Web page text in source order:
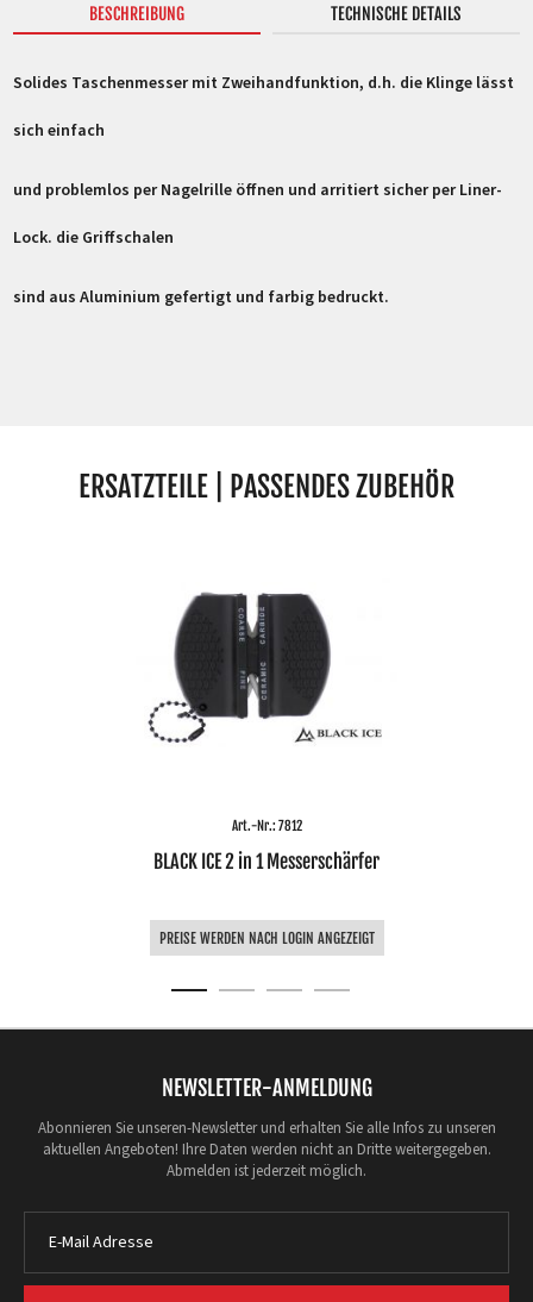
BESCHREIBUNG
Solides Taschenmesser mit Zweihandfunktion, d.h. die Klinge lässt
sich einfach
und problemlos per Nagelrille öffnen und arritiert sicher per Liner-
Lock. die Griffschalen
sind aus Aluminium gefertigt und farbig bedruckt.
TECHNISCHE DETAILS
ERSATZTEILE | PASSENDES ZUBEHÖR
Art.-Nr.: 7812
BLACK ICE 2 in 1 Messerschärfer
PREISE WERDEN NACH LOGIN ANGEZEIGT
NEWSLETTER-ANMELDUNG
Abonnieren Sie unseren-Newsletter und erhalten Sie alle Infos zu unseren
aktuellen Angeboten! Ihre Daten werden nicht an Dritte weitergegeben.
Abmelden ist jederzeit möglich.